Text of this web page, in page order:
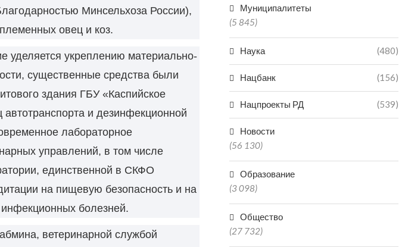
Минсельхоза России),
овец и коз.
уделяется укреплению материально-
существенные средства были
здания ГБУ «Каспийское
и дезинфекционной
лабораторное
управлений, в том числе
единственной в СКФО
на пищевую безопасность и на
болезней.
ветеринарной службой
Муниципалитеты
(5 845)
Наука (480)
Нацбанк (156)
Нацпроекты РД (539)
Новости
(56 130)
Образование
(3 098)
Общество
(27 732)